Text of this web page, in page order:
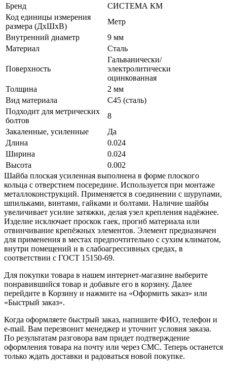
Бренд
СИСТЕМА КМ
Код единицы измерения
размера (ДхШхВ)
Метр
Внутренний диаметр
9 мм
Материал
Сталь
Поверхность
Гальванически/
электролитически
оцинкованная
Толщина
2 мм
Вид материала
C45 (сталь)
Подходит для метрических
болтов
8
Закаленные, усиленные
Да
Длина
0.024
Ширина
0.024
Высота
0.002
Шайба плоская усиленная выполнена в форме плоского
кольца с отверстием посередине. Используется при монтаже
металлоконструкций. Применяется в соединении с шурупами,
шпильками, винтами, гайками и болтами. Наличие шайбы
увеличивает усилие затяжки, делая узел крепления надёжнее.
Изделие исключает проскок гаек, прогиб материала или
отвинчивание крепёжных элементов. Элемент предназначен
для применения в местах предпочтительно с сухим климатом,
внутри помещений и в слабоагрессивных средах, в
соответствии с ГОСТ 15150-69.
Для покупки товара в нашем интернет-магазине выберите
понравившийся товар и добавьте его в корзину. Далее
перейдите в Корзину и нажмите на «Оформить заказ» или
«Быстрый заказ».
Когда оформляете быстрый заказ, напишите ФИО, телефон и
e-mail. Вам перезвонит менеджер и уточнит условия заказа.
По результатам разговора вам придет подтверждение
оформления товара на почту или через СМС. Теперь останется
только ждать доставки и радоваться новой покупке.